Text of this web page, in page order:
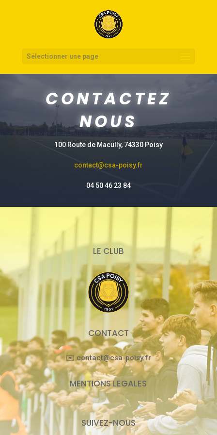
Sélectionner une page
CONTACTEZ
NOUS
100 Route de Macully, 74330 Poisy
contact@csa-poisy.fr
04 50 46 23 84
LE CLUB
CONTACT
✉️ contact@csa-poisy.fr
MENTIONS LEGALES
SUIVEZ-NOUS